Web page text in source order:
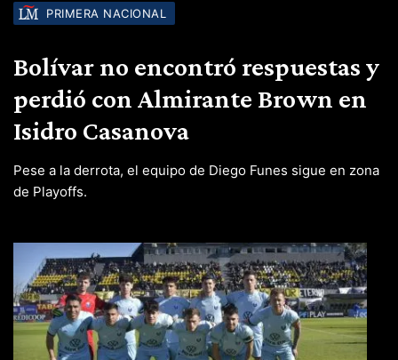
PRIMERA NACIONAL
Bolívar no encontró respuestas y
perdió con Almirante Brown en
Isidro Casanova
Pese a la derrota, el equipo de Diego Funes sigue en zona
de Playoffs.